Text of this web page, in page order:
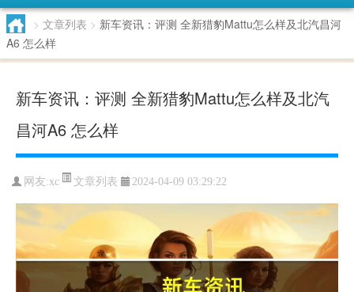
> 文章列表 > 新车资讯：评测 全新猎豹Mattu怎么样及北汽昌河
A6 怎么样
新车资讯：评测 全新猎豹Mattu怎么样及北汽
昌河A6 怎么样
网友:xc 文章列表 2024-04-09 03:29:22